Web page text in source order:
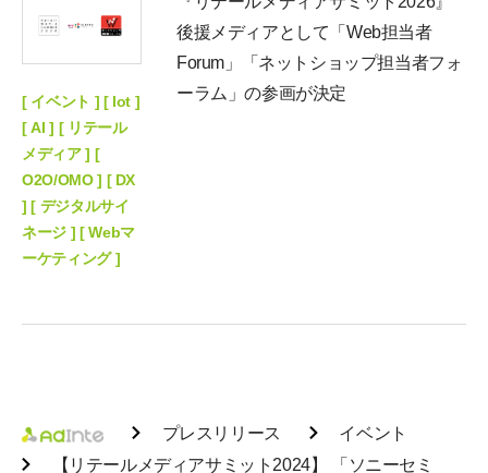
[ イベント ] [ Iot ]
[ AI ] [ リテール
メディア ] [
O2O/OMO ] [ DX
] [ デジタルサイ
ネージ ] [ Webマ
ーケティング ]
後援メディアとして「Web担当者
Forum」「ネットショップ担当者フォ
ーラム」の参画が決定
プレスリリース
イベント
【リテールメディアサミット2024】 「ソニーセミ